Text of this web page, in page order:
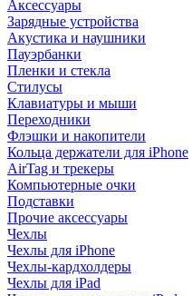
Аксессуары
Зарядные устройства
Акустика и наушники
Пауэрбанки
Пленки и стекла
Стилусы
Клавиатуры и мыши
Переходники
Флэшки и накопители
Кольца держатели для iPhone
AirTag и трекеры
Компьютерные очки
Подставки
Прочие аксессуары
Чехлы
Чехлы для iPhone
Чехлы-кардхолдеры
Чехлы для iPad